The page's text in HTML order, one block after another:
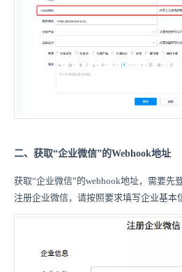
二、 获取“企业微信”的Webhook地址
获取“企业微信”的webhook地址，需要先
注册企业微信，请按照要求填写企业基本